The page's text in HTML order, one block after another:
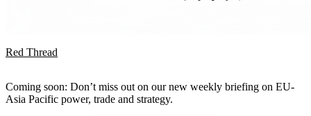
Red Thread
Coming soon: Don’t miss out on our new weekly briefing on EU-
Asia Pacific power, trade and strategy.